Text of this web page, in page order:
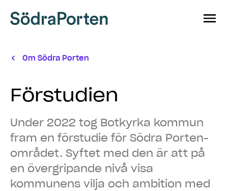
Om Södra Porten
Förstudien
Under 2022 tog Botkyrka kommun
fram en förstudie för Södra Porten-
området. Syftet med den är att på
en övergripande nivå visa
kommunens vilja och ambition med